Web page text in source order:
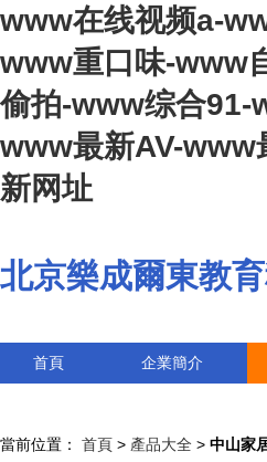
www在线视频a-
www重口味-www
偷拍-www综合91-
www最新AV-www
新网址
北京樂成爾東教
首頁 企業簡介
當前位置： 首頁 > 產品大全 > 中山家